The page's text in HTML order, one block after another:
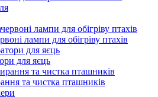
лампи для обігріву птахів
для яєць
та чистка пташників